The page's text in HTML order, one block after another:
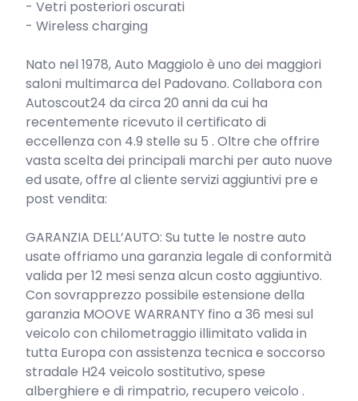
- Vetri posteriori oscurati
- Wireless charging
Nato nel 1978, Auto Maggiolo è uno dei maggiori
saloni multimarca del Padovano. Collabora con
Autoscout24 da circa 20 anni da cui ha
recentemente ricevuto il certificato di
eccellenza con 4.9 stelle su 5 . Oltre che offrire
vasta scelta dei principali marchi per auto nuove
ed usate, offre al cliente servizi aggiuntivi pre e
post vendita:
GARANZIA DELL’AUTO: Su tutte le nostre auto
usate offriamo una garanzia legale di conformità
valida per 12 mesi senza alcun costo aggiuntivo.
Con sovrapprezzo possibile estensione della
garanzia MOOVE WARRANTY fino a 36 mesi sul
veicolo con chilometraggio illimitato valida in
tutta Europa con assistenza tecnica e soccorso
stradale H24 veicolo sostitutivo, spese
alberghiere e di rimpatrio, recupero veicolo .